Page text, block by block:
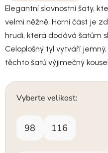
Elegantní slavnostní šaty,
velmi něžně. Horní část je
hrudi, která dodává šatům
Celoplošný tyl vytváří
těchto šatů výjimečný
Vyberte velikost:
98 116